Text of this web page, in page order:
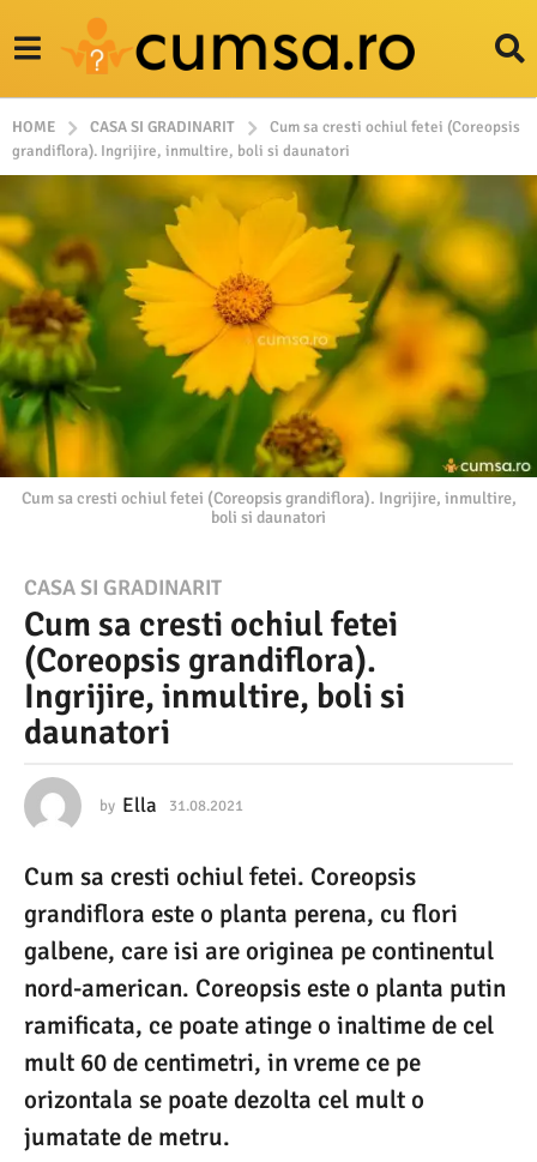
HOME CASA SI GRADINARIT
Cum sa cresti ochiul fetei (Coreopsis
grandiflora). Ingrijire, inmultire, boli si daunatori
Cum sa cresti ochiul fetei (Coreopsis grandiflora). Ingrijire, inmultire,
boli si daunatori
3
1
.
8
2
2
1
3
1
.
0
8
.
CASA SI GRADINARIT
Cum sa cresti ochiul fetei
(Coreopsis grandiflora).
Ingrijire, inmultire, boli si
daunatori
by Ella 31.08.2021
0
.
2
0
2
Cum sa cresti ochiul fetei. Coreopsis
grandiflora este o planta perena, cu flori
galbene, care isi are originea pe continentul
nord-american. Coreopsis este o planta putin
ramificata, ce poate atinge o inaltime de cel
mult 60 de centimetri, in vreme ce pe
orizontala se poate dezolta cel mult o
jumatate de metru.